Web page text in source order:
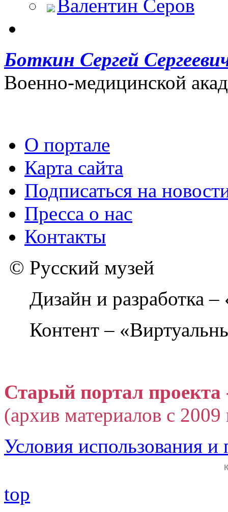
Валентин Серов
Боткин Сергей
Военно-медицинской
О портале
Карта сайта
Подписаться на
Пресса о нас
Контакты
© Русский музей
Дизайн и разработка
Контент –
Старый портал
(архив материалов с
Условия использования
top